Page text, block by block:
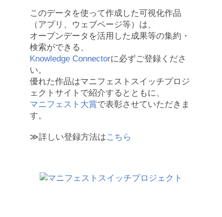
このデータを使って作成した可視化作品
（アプリ、ウェブページ等）は、
オープンデータを活用した成果等の集約・
検索ができる、
Knowledge Connectorに必ずご登録くださ
い。
優れた作品はマニフェストスイッチプロジ
ェクトサイトで紹介するとともに、
マニフェスト大賞で表彰させていただきま
す。
≫詳しい登録方法はこちら